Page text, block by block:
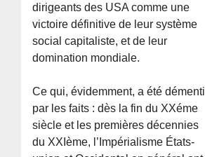
dirigeants des USA comme une
victoire définitive de leur système
social capitaliste, et de leur
domination mondiale.
Ce qui, évidemment, a été démenti
par les faits : dès la fin du XXéme
siècle et les premières décennies
du XXIème, l’Impérialisme États-